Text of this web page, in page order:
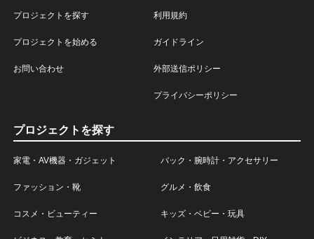
プロジェクトを探す
プロジェクトを始める
お問い合わせ
利用規約
ガイドライン
外部送信ポリシー
プライバシーポリシー
プロジェクトを探す
家電・AV機器・ガジェット バック・腕時計・アクセサリー
ファッション・靴 グルメ・飲食
コスメ・ビューティー キッズ・ベビー・玩具